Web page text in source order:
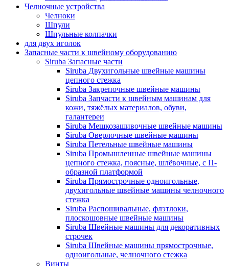
Челночные устройства
Челноки
Шпули
Шпульные колпачки
для двух иголок
Запасные части к швейному оборудованию
Siruba Запасные части
Siruba Двухигольные швейные машины
цепного стежка
Siruba Закрепочные швейные машины
Siruba Запчасти к швейным машинам для
кожи, тяжёлых материалов, обуви,
галантереи
Siruba Мешкозашивочные швейные машины
Siruba Оверлочные швейные машины
Siruba Петельные швейные машины
Siruba Промышленные швейные машины
цепного стежка, поясные, шлёвочные, с П-
образной платформой
Siruba Прямострочные одноигольные,
двухигольные швейные машины челночного
стежка
Siruba Распошивальные, флэтлоки,
плоскошовные швейные машины
Siruba Швейные машины для декоративных
строчек
Siruba Швейные машины прямострочные,
одноигольные, челночного стежка
Винты